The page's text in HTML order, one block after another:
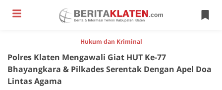
Hukum dan Kriminal
Polres Klaten Mengawali Giat HUT Ke-77
Bhayangkara & Pilkades Serentak Dengan Apel Doa
Lintas Agama